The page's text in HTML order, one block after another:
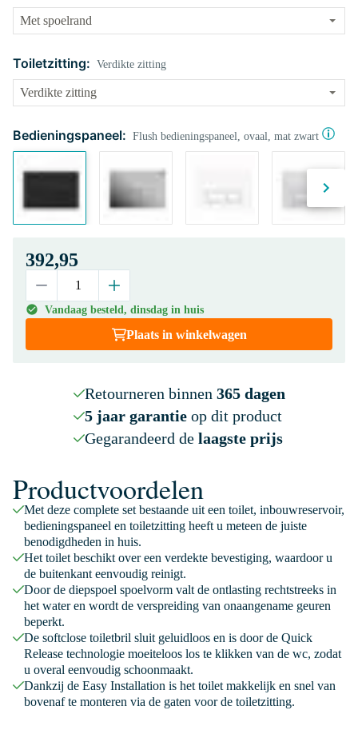
Toiletzitting: Verdikte zitting
Bedieningspaneel: Flush bedieningspaneel, ovaal, mat zwart
392,95
Vandaag besteld, dinsdag in huis
Plaats in winkelwagen
Retourneren binnen 365 dagen
5 jaar garantieop dit product
Gegarandeerd de laagste prijs
Productvoordelen
Met deze complete set bestaande uit een toilet, inbouwreservoir,
bedieningspaneel en toiletzitting heeft u meteen de juiste
benodigdheden in huis.
Het toilet beschikt over een verdekte bevestiging, waardoor u
de buitenkant eenvoudig reinigt.
Door de diepspoel spoelvorm valt de ontlasting rechtstreeks in
het water en wordt de verspreiding van onaangename geuren
beperkt.
De softclose toiletbril sluit geluidloos en is door de Quick
Release technologie moeiteloos los te klikken van de wc, zodat
u overal eenvoudig schoonmaakt.
Dankzij de Easy Installation is het toilet makkelijk en snel van
bovenaf te monteren via de gaten voor de toiletzitting.